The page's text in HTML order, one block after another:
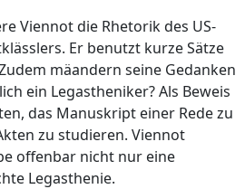
Viennot die Rhetorik des US-
Er benutzt kurze Sätze
mäandern seine Gedanken
ein Legastheniker? Als Beweis
das Manuskript einer Rede zu
zu studieren. Viennot
offenbar nicht nur eine
Legasthenie.